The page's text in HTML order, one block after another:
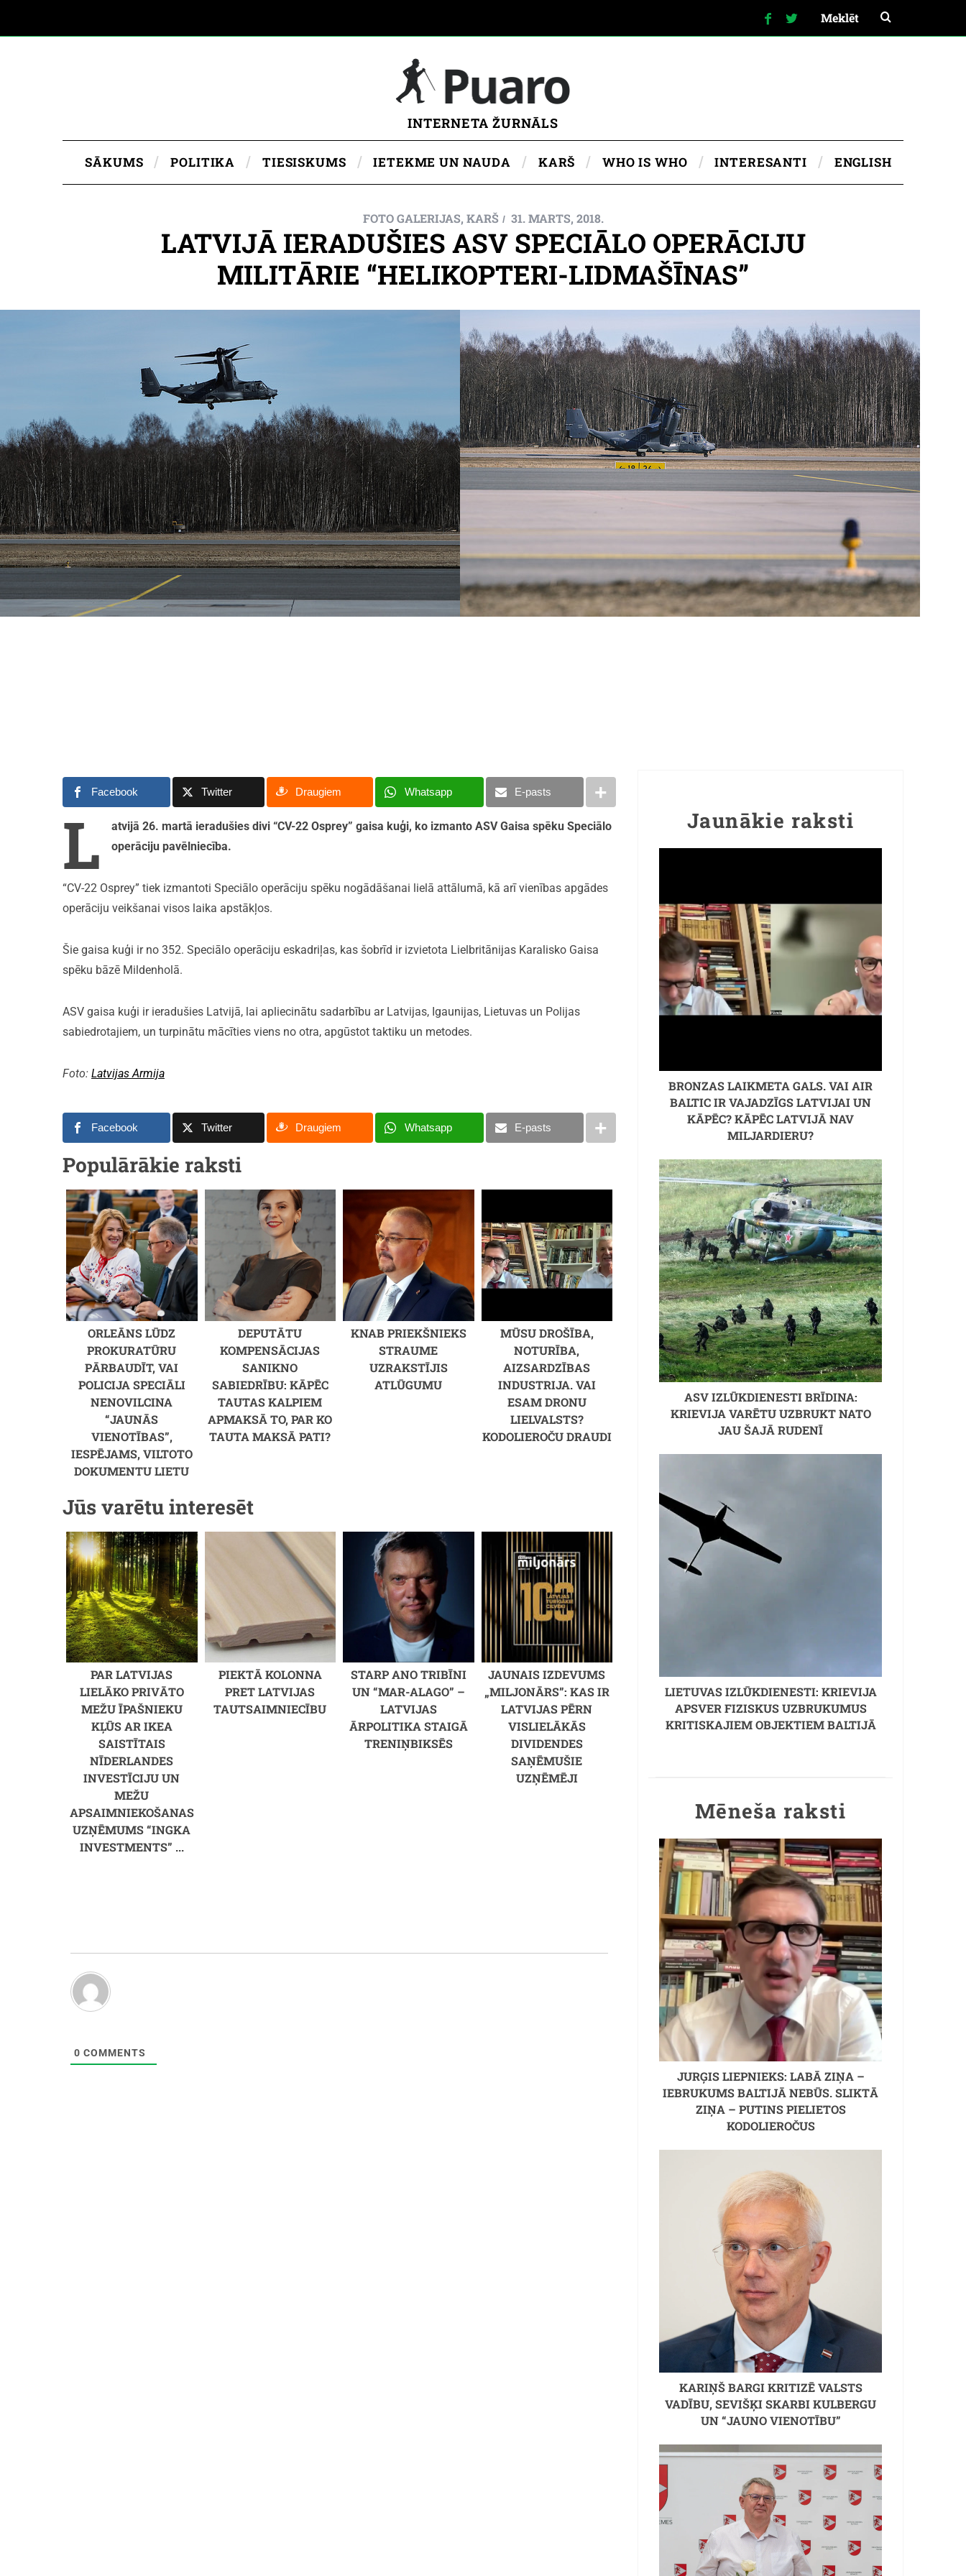
INTERNETA ŽURNĀLS
SĀKUMS POLITIKA TIESISKUMS IETEKME UN NAUDA KARŠ WHO IS WHO INTERESANTI ENGLISH
FOTO GALERIJAS, KARŠ 31. MARTS, 2018.
LATVIJĀ IERADUŠIES ASV SPECIĀLO OPERĀCIJU
MILITĀRIE “HELIKOPTERI-LIDMAŠĪNAS”
Facebook Twitter Draugiem Whatsapp E-pasts
L
atvijā 26. martā ieradušies divi “CV-22 Osprey” gaisa kuģi, ko izmanto ASV Gaisa spēku Speciālo
operāciju pavēlniecība.
“CV-22 Osprey” tiek izmantoti Speciālo operāciju spēku nogādāšanai lielā attālumā, kā arī vienības apgādes
operāciju veikšanai visos laika apstākļos.
Šie gaisa kuģi ir no 352. Speciālo operāciju eskadriļas, kas šobrīd ir izvietota Lielbritānijas Karalisko Gaisa
spēku bāzē Mildenholā.
ASV gaisa kuģi ir ieradušies Latvijā, lai apliecinātu sadarbību ar Latvijas, Igaunijas, Lietuvas un Polijas
sabiedrotajiem, un turpinātu mācīties viens no otra, apgūstot taktiku un metodes.
Foto: Latvijas Armija
Facebook Twitter Draugiem Whatsapp E-pasts
Populārākie raksti
ORLEĀNS LŪDZ
PROKURATŪRU
PĀRBAUDĪT, VAI
POLICIJA SPECIĀLI
NENOVILCINA
“JAUNĀS
VIENOTĪBAS”,
IESPĒJAMS, VILTOTO
DOKUMENTU LIETU
DEPUTĀTU
KOMPENSĀCIJAS
SANIKNO
SABIEDRĪBU: KĀPĒC
TAUTAS KALPIEM
APMAKSĀ TO, PAR KO
TAUTA MAKSĀ PATI?
KNAB PRIEKŠNIEKS
STRAUME
UZRAKSTĪJIS
ATLŪGUMU
MŪSU DROŠĪBA,
NOTURĪBA,
AIZSARDZĪBAS
INDUSTRIJA. VAI
ESAM DRONU
LIELVALSTS?
KODOLIEROČU DRAUDI
Jūs varētu interesēt
PAR LATVIJAS
LIELĀKO PRIVĀTO
MEŽU ĪPAŠNIEKU
KĻŪS AR IKEA
SAISTĪTAIS
NĪDERLANDES
INVESTĪCIJU UN
MEŽU
APSAIMNIEKOŠANAS
UZŅĒMUMS “INGKA
INVESTMENTS” ...
PIEKTĀ KOLONNA
PRET LATVIJAS
TAUTSAIMNIECĪBU
STARP ANO TRIBĪNI
UN “MAR-ALAGO” –
LATVIJAS
ĀRPOLITIKA STAIGĀ
TRENIŅBIKSĒS
JAUNAIS IZDEVUMS
„MILJONĀRS”: KAS IR
LATVIJAS PĒRN
VISLIELĀKĀS
DIVIDENDES
SAŅĒMUŠIE
UZŅĒMĒJI
0 COMMENTS
Jaunākie raksti
BRONZAS LAIKMETA GALS. VAI AIR
BALTIC IR VAJADZĪGS LATVIJAI UN
KĀPĒC? KĀPĒC LATVIJĀ NAV
MILJARDIERU?
ASV IZLŪKDIENESTI BRĪDINA:
KRIEVIJA VARĒTU UZBRUKT NATO
JAU ŠAJĀ RUDENĪ
LIETUVAS IZLŪKDIENESTI: KRIEVIJA
APSVER FIZISKUS UZBRUKUMUS
KRITISKAJIEM OBJEKTIEM BALTIJĀ
Mēneša raksti
JURĢIS LIEPNIEKS: LABĀ ZIŅA –
IEBRUKUMS BALTIJĀ NEBŪS. SLIKTĀ
ZIŅA – PUTINS PIELIETOS
KODOLIEROČUS
KARIŅŠ BARGI KRITIZĒ VALSTS
VADĪBU, SEVIŠĶI SKARBI KULBERGU
UN “JAUNO VIENOTĪBU”